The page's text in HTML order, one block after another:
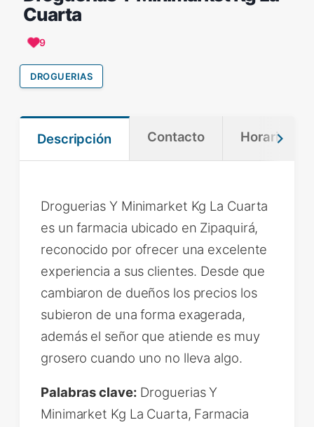
Cuarta
9
DROGUERIAS
Descripción Contacto Horario
Droguerias Y Minimarket Kg La Cuarta
es un farmacia ubicado en Zipaquirá,
reconocido por ofrecer una excelente
experiencia a sus clientes. Desde que
cambiaron de dueños los precios los
subieron de una forma exagerada,
además el señor que atiende es muy
grosero cuando uno no lleva algo.
Palabras clave: Droguerias Y
Minimarket Kg La Cuarta, Farmacia